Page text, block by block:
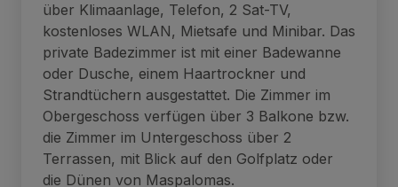
über Klimaanlage, Telefon, 2 Sat-TV,
kostenloses WLAN, Mietsafe und Minibar. Das
private Badezimmer ist mit einer Badewanne
oder Dusche, einem Haartrockner und
Strandtüchern ausgestattet. Die Zimmer im
Obergeschoss verfügen über 3 Balkone bzw.
die Zimmer im Untergeschoss über 2
Terrassen, mit Blick auf den Golfplatz oder
die Dünen von Maspalomas.